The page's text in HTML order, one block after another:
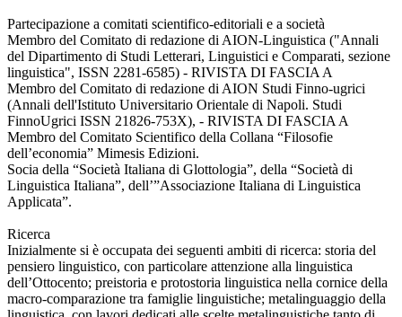
Partecipazione a comitati scientifico-editoriali e a società
Membro del Comitato di redazione di AION-Linguistica ("Annali
del Dipartimento di Studi Letterari, Linguistici e Comparati, sezione
linguistica", ISSN 2281-6585) - RIVISTA DI FASCIA A
Membro del Comitato di redazione di AION Studi Finno-ugrici
(Annali dell'Istituto Universitario Orientale di Napoli. Studi
FinnoUgrici ISSN 21826-753X), - RIVISTA DI FASCIA A
Membro del Comitato Scientifico della Collana “Filosofie
dell’economia” Mimesis Edizioni.
Socia della “Società Italiana di Glottologia”, della “Società di
Linguistica Italiana”, dell’”Associazione Italiana di Linguistica
Applicata”.
Ricerca
Inizialmente si è occupata dei seguenti ambiti di ricerca: storia del
pensiero linguistico, con particolare attenzione alla linguistica
dell’Ottocento; preistoria e protostoria linguistica nella cornice della
macro-comparazione tra famiglie linguistiche; metalinguaggio della